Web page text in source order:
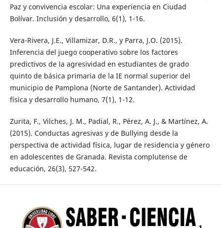
Paz y convivencia escolar: Una experiencia en Ciudad
Bolívar. Inclusión y desarrollo, 6(1), 1-16.
Vera-Rivera, J.E., Villamizar, D.R., y Parra, J.O. (2015).
Inferencia del juego cooperativo sobre los factores
predictivos de la agresividad en estudiantes de grado
quinto de básica primaria de la IE normal superior del
municipio de Pamplona (Norte de Santander). Actividad
física y desarrollo humano, 7(1), 1-12.
Zurita, F., Vilches, J. M., Padial, R., Pérez, A. J., & Martínez, A.
(2015). Conductas agresivas y de Bullying desde la
perspectiva de actividad física, lugar de residencia y género
en adolescentes de Granada. Revista complutense de
educación, 26(3), 527-542.